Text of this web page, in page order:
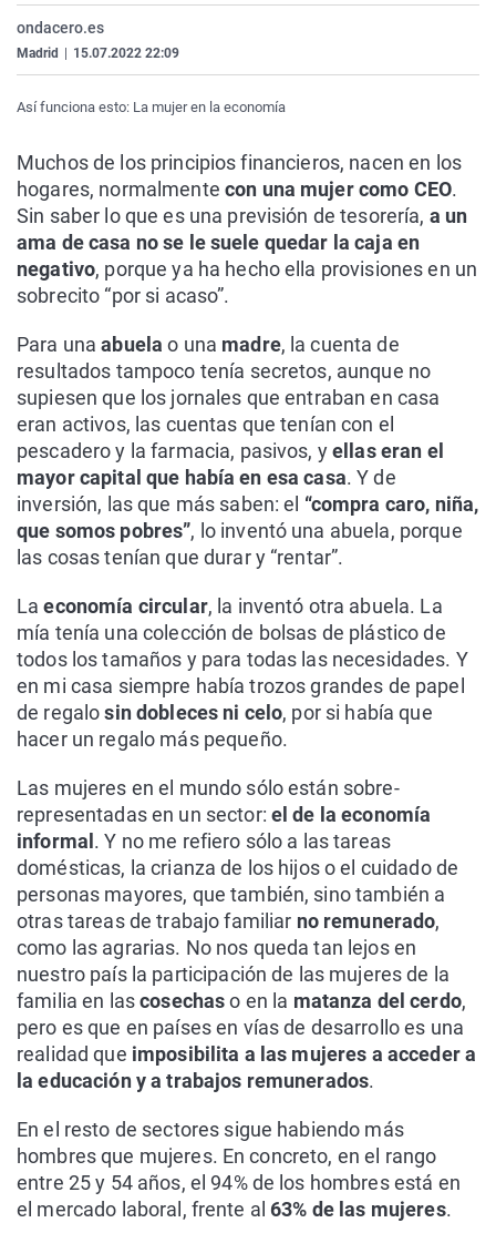
País Vasco
ondacero.es
Madrid 15.07.2022 22:09
Así funciona esto: La mujer en la economía
Muchos de los principios financieros, nacen en los
hogares, normalmente con una mujer como CEO.
Sin saber lo que es una previsión de tesorería, a un
ama de casa no se le suele quedar la caja en
negativo, porque ya ha hecho ella provisiones en un
sobrecito “por si acaso”.
Para unaabuelao una madre, la cuenta de
resultados tampoco tenía secretos, aunque no
supiesen que los jornales que entraban en casa
eran activos, las cuentas que tenían con el
pescadero y la farmacia, pasivos, yellas eran el
mayor capital que había en esa casa. Y de
inversión, las que más saben: el “compra caro, niña,
que somos pobres”, lo inventó una abuela, porque
las cosas tenían que durar y “rentar”.
Laeconomía circular, la inventó otra abuela. La
mía tenía una colección de bolsas de plástico de
todos los tamaños y para todas las necesidades. Y
en mi casa siempre había trozos grandes de papel
de regalosin dobleces ni celo, por si había que
hacer un regalo más pequeño.
Las mujeres en el mundo sólo están sobre-
representadas en un sector: el de la economía
informal . Y no me refiero sólo a las tareas
domésticas, la crianza de los hijos o el cuidado de
personas mayores, que también, sino también a
otras tareas de trabajo familiar no remunerado,
como las agrarias. No nos queda tan lejos en
nuestro país la participación de las mujeres de la
familia en lascosechaso en la matanza del cerdo,
pero es que en países en vías de desarrollo es una
realidad que imposibilita a las mujeres a acceder a
la educación y a trabajos remunerados.
En el resto de sectores sigue habiendo más
hombres que mujeres. En concreto, en el rango
entre 25 y 54 años, el 94% de los hombres está en
el mercado laboral, frente al63% de las mujeres.